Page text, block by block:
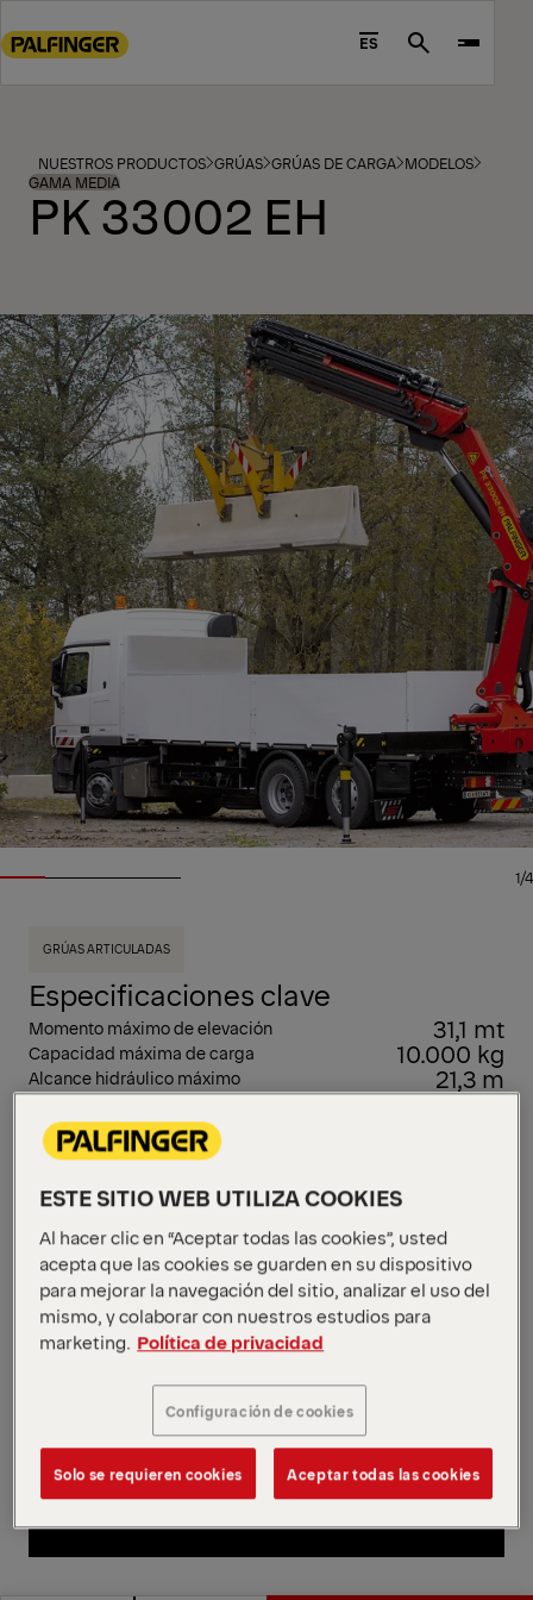
to
footer
content
ES Search
NUESTROS PRODUCTOS GRÚAS GRÚAS DE CARGA MODELOS
GAMA MEDIA
PK 33002 EH
1/4
GRÚAS ARTICULADAS
Especificaciones clave
Momento máximo de elevación 31,1 mt
Capacidad máxima de carga 10.000 kg
Alcance hidráulico máximo 21,3 m
Nuestras grúas EH High Performance están
diseñadas para tareas cotidianas que requieren
velocidad, eficiencia y durabilidad. La PK 33002 EH
de situaciones, garantizando un control constante y
una manipulación predecible. El sistema DPS Plus
optimiza la presión hidráulica para el funcionamiento
del brazo voladizo, lo que resulta ideal para trabajar
en tejados de gran altura.
Abrir diagramas
Solicitar presupuesto
ESTE SITIO WEB UTILIZA COOKIES
Al hacer clic en “Aceptar todas las cookies”, usted
acepta que las cookies se guarden en su dispositivo
para mejorar la navegación del sitio, analizar el uso del
mismo, y colaborar con nuestros estudios para
marketing. Política de privacidad
Configuración de cookies
Solo se requieren cookies Aceptar todas las cookies